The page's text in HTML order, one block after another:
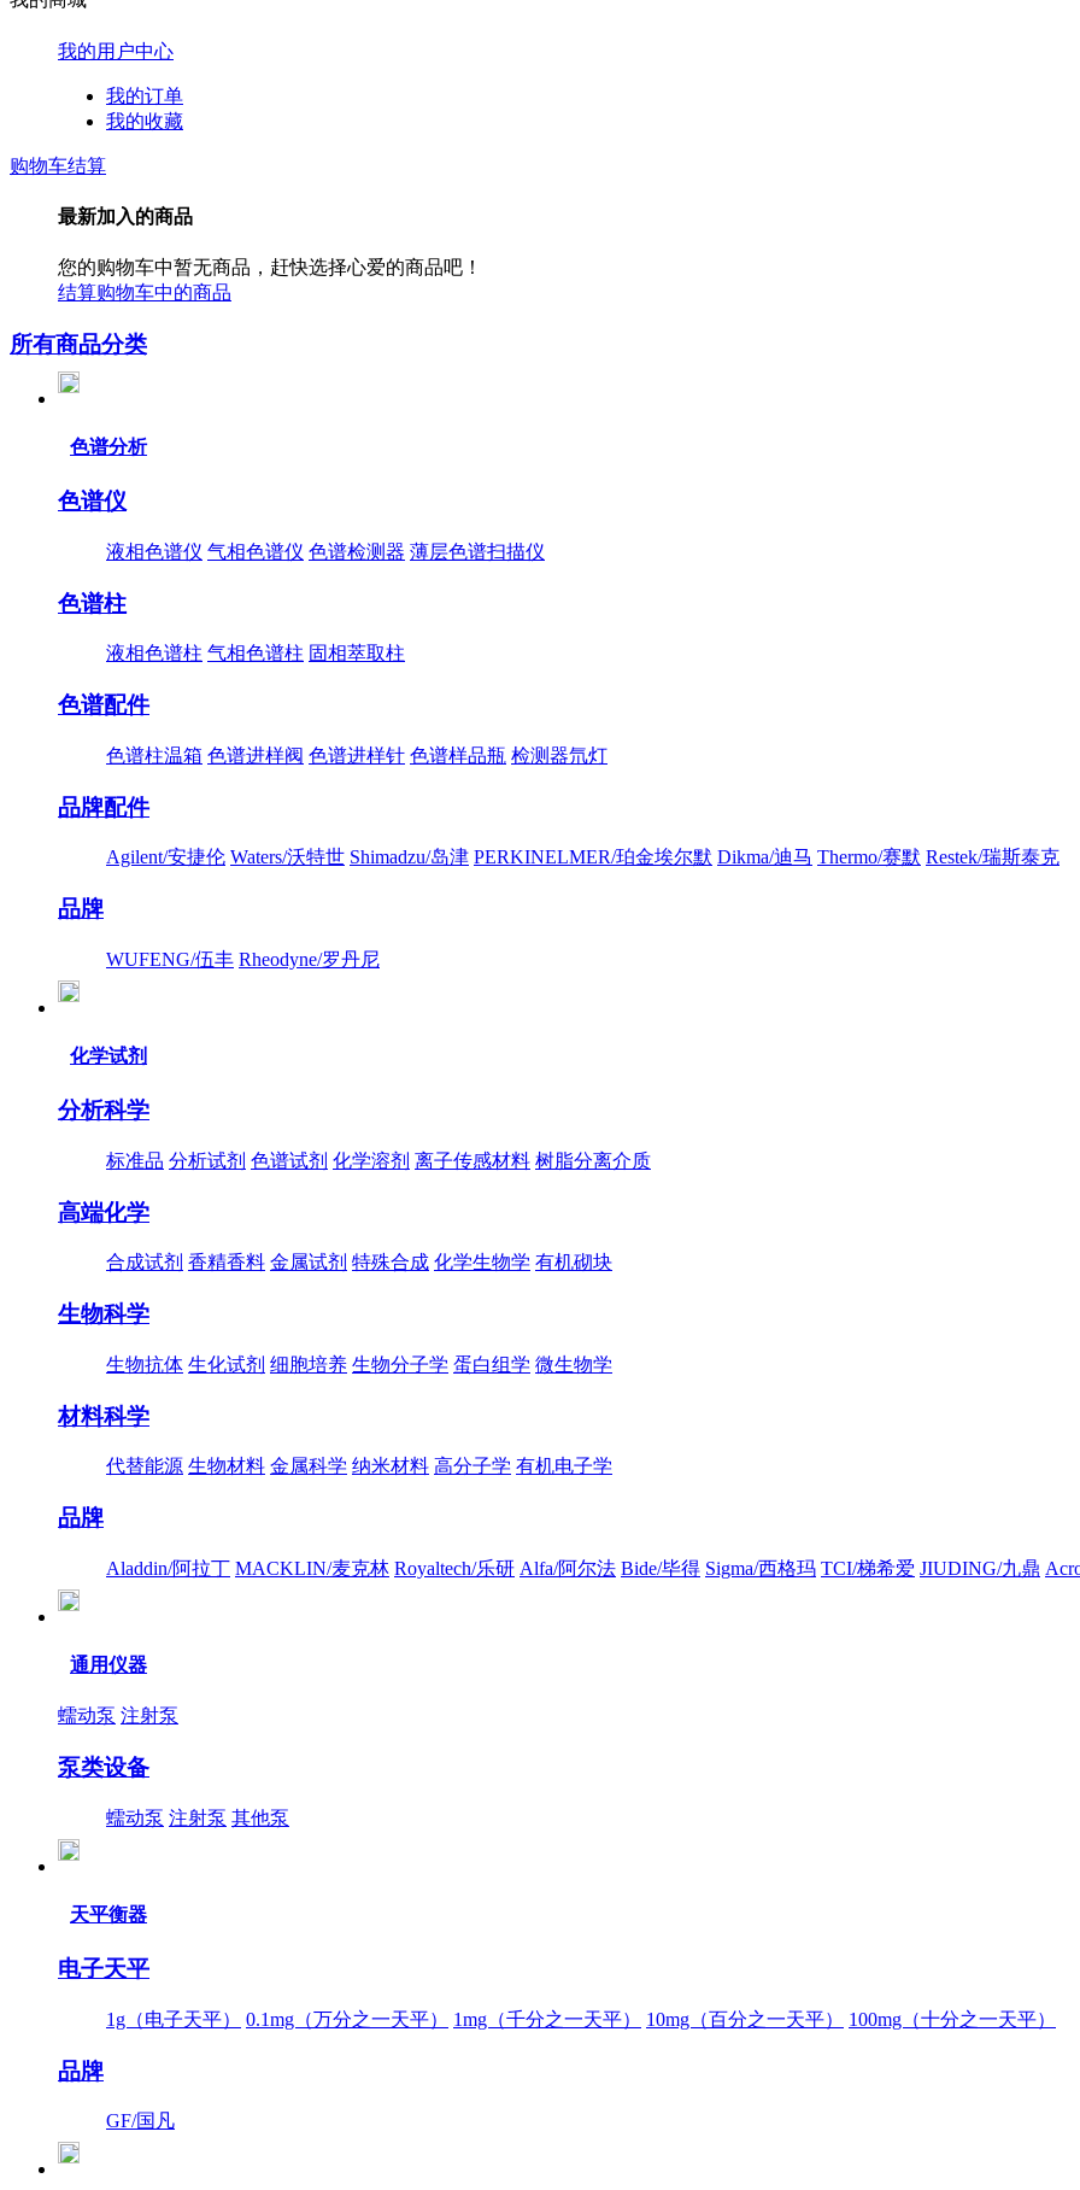
我的用户中心
我的订单
我的收藏
购物车结算
最新加入的商品
您的购物车中暂无商品，赶快选择心爱的商品吧！
结算购物车中的商品
所有商品分类
色谱分析
色谱仪
液相色谱仪 气相色谱仪 色谱检测器 薄层色谱扫描仪
色谱柱
液相色谱柱 气相色谱柱 固相萃取柱
色谱配件
色谱柱温箱 色谱进样阀 色谱进样针 色谱样品瓶 检测器氘灯
品牌配件
Agilent/安捷伦 Waters/沃特世 Shimadzu/岛津 PERKINELMER/珀金埃尔默 Dikma/迪马 Thermo/赛默 Restek/瑞斯泰克
品牌
WUFENG/伍丰 Rheodyne/罗丹尼
化学试剂
分析科学
标准品 分析试剂 色谱试剂 化学溶剂 离子传感材料 树脂分离介质
高端化学
合成试剂 香精香料 金属试剂 特殊合成 化学生物学 有机砌块
生物科学
生物抗体 生化试剂 细胞培养 生物分子学 蛋白组学 微生物学
材料科学
代替能源 生物材料 金属科学 纳米材料 高分子学 有机电子学
品牌
Aladdin/阿拉丁 MACKLIN/麦克林 Royaltech/乐研 Alfa/阿尔法 Bide/毕得 Sigma/西格玛 TCI/梯希爱 JIUDING/九鼎
通用仪器
蠕动泵 注射泵
泵类设备
蠕动泵 注射泵 其他泵
天平衡器
电子天平
1g（电子天平） 0.1mg（万分之一天平） 1mg（千分之一天平） 10mg（百分之一天平） 100mg（十分之一天平）
品牌
GF/国凡